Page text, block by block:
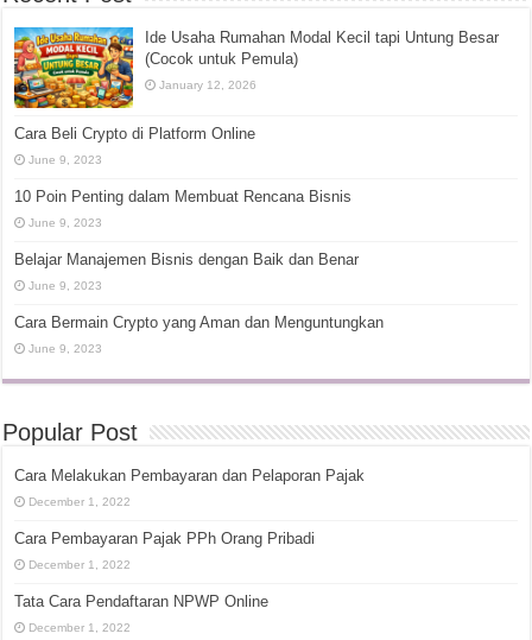
Ide Usaha Rumahan Modal Kecil tapi Untung Besar
(Cocok untuk Pemula)
January 12, 2026
Cara Beli Crypto di Platform Online
June 9, 2023
10 Poin Penting dalam Membuat Rencana Bisnis
June 9, 2023
Belajar Manajemen Bisnis dengan Baik dan Benar
June 9, 2023
Cara Bermain Crypto yang Aman dan Menguntungkan
June 9, 2023
Popular Post
Cara Melakukan Pembayaran dan Pelaporan Pajak
December 1, 2022
Cara Pembayaran Pajak PPh Orang Pribadi
December 1, 2022
Tata Cara Pendaftaran NPWP Online
December 1, 2022